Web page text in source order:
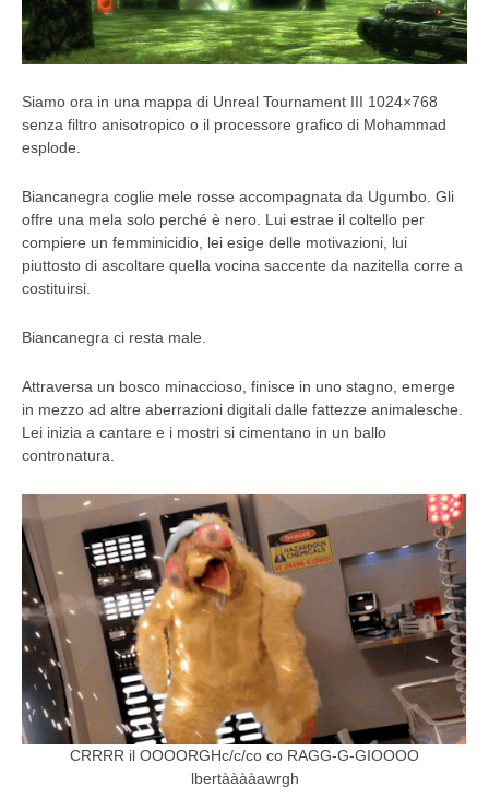
Siamo ora in una mappa di Unreal Tournament III 1024×768
senza filtro anisotropico o il processore grafico di Mohammad
esplode.
Biancanegra coglie mele rosse accompagnata da Ugumbo. Gli
offre una mela solo perché è nero. Lui estrae il coltello per
compiere un femminicidio, lei esige delle motivazioni, lui
piuttosto di ascoltare quella vocina saccente da nazitella corre a
costituirsi.
Biancanegra ci resta male.
Attraversa un bosco minaccioso, finisce in uno stagno, emerge
in mezzo ad altre aberrazioni digitali dalle fattezze animalesche.
Lei inizia a cantare e i mostri si cimentano in un ballo
contronatura.
CRRRR il OOOORGHc/c/co co RAGG-G-GIOOOO
lbertààààawrgh